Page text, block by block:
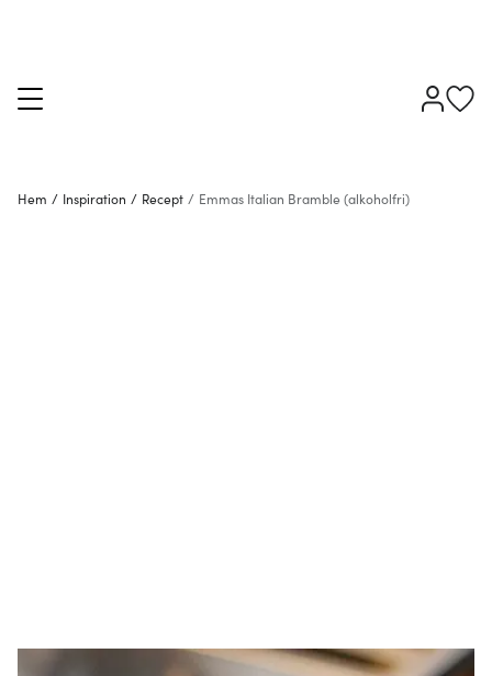
Hem / Inspiration / Recept / Emmas Italian Bramble (alkoholfri)